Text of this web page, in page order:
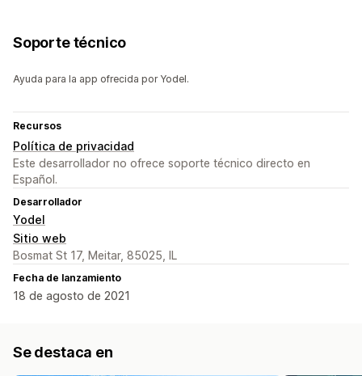
Soporte técnico
Ayuda para la app ofrecida por Yodel.
Recursos
Política de privacidad
Este desarrollador no ofrece soporte técnico directo en
Español.
Desarrollador
Yodel
Sitio web
Bosmat St 17, Meitar, 85025, IL
Fecha de lanzamiento
18 de agosto de 2021
Se destaca en